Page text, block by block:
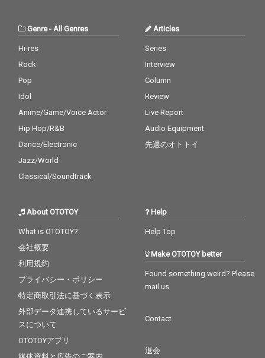
Genre- All Genres
Hi-res
Rock
Pop
Idol
Anime/Game/Voice Actor
Hip Hop/R&B
Dance/Electronic
Jazz/World
Classical/Soundtrack
Articles
Series
Interview
Column
Review
Live Report
Audio Equipment
先週のオトトイ
About OTOTOY
What is OTOTOY?
会社概要
利用規約
プライバシー・ポリシー
特定商取引法に基づく表示
外部データ連携しているサービ
スについて
OTOTOYアプリ
Help
Help Top
Make OTOTOY better
Found something weird? Please
mail us
Contact
退会